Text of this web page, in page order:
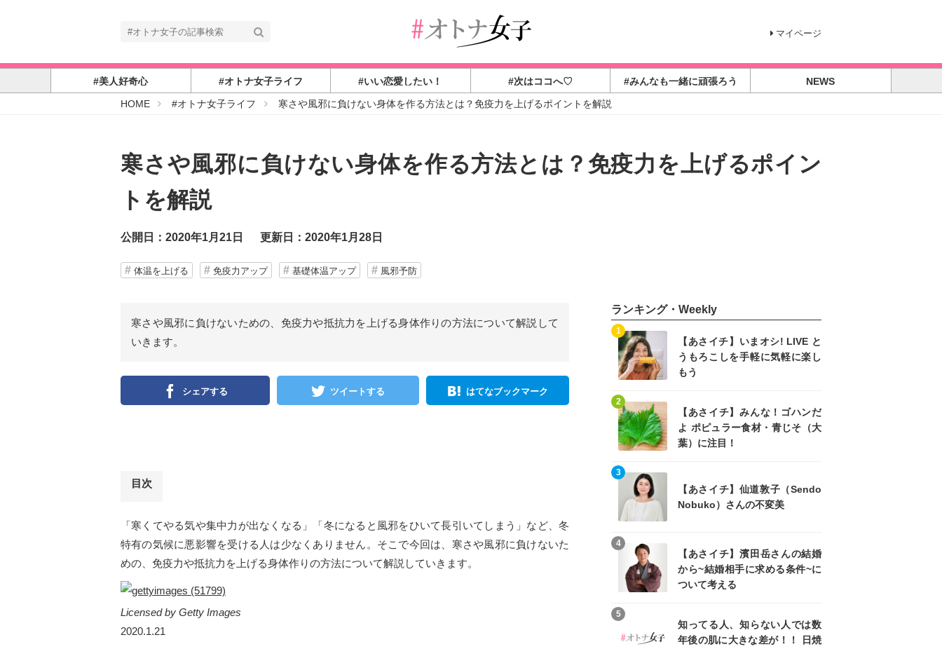
マイページ
#美人好奇心 #オトナ女子ライフ #いい恋愛したい！ #次はココへ♡ #みんなも一緒に頑張ろう
NEWS
HOME#
子
#オトナ女子ライフ 寒さや風邪に負けない身体を作る方法とは？免疫力を上げるポイントを解説
寒さや風邪に負けない身体を作る方法とは？免疫力を上げるポイン
トを解説
公開日：2020年1月21日 更新日：2020年1月28日
体温を上げる 免疫力アップ 基礎体温アップ 風邪予防
寒さや風邪に負けないための、免疫力や抵抗力を上げる身体作りの方法について解説して
いきます。
シェアする ツイートする はてなブックマーク
目次
「寒くてやる気や集中力が出なくなる」「冬になると風邪をひいて長引いてしまう」など、冬
特有の気候に悪影響を受ける人は少なくありません。そこで今回は、寒さや風邪に負けないた
めの、免疫力や抵抗力を上げる身体作りの方法について解説していきます。
Licensed by Getty Images
2020.1.21
ランキング・Weekly
【あさイチ】いまオシ! LIVE と
うもろこしを手軽に気軽に楽し
もう
1
【あさイチ】みんな！ゴハンだ
よ ポピュラー食材・青じそ（大
葉）に注目！
2
【あさイチ】仙道敦子（Sendo
Nobuko）さんの不変美
3
【あさイチ】濱田岳さんの結婚
から~結婚相手に求める条件~に
ついて考える
4
知ってる人、知らない人では数
年後の肌に大きな差が！！ 日焼
5